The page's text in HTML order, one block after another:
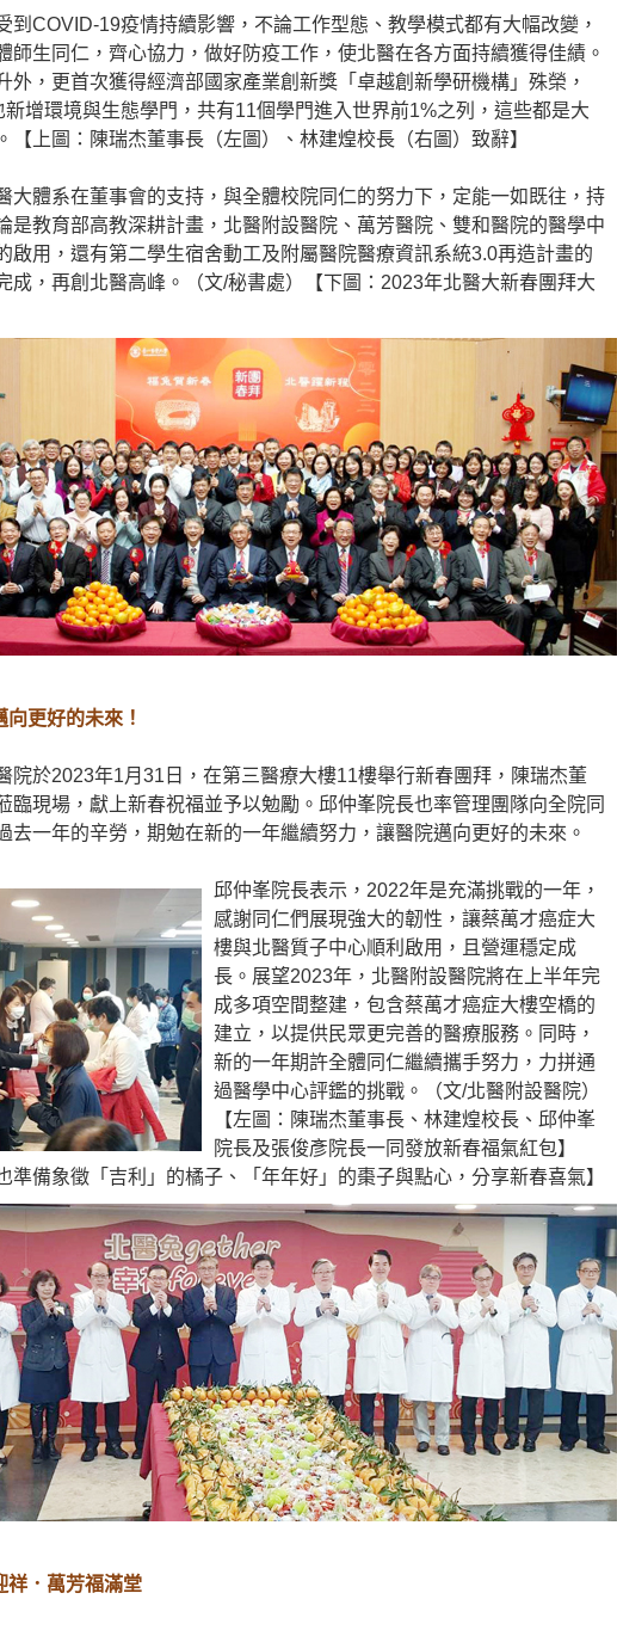
到COVID-19疫情持續影響，不論工作型態、教學模式都有大幅改變，
師生同仁，齊心協力，做好防疫工作，使北醫在各方面持續獲得佳績。
外，更首次獲得經濟部國家產業創新獎「卓越創新學研機構」殊榮，
新增環境與生態學門，共有11個學門進入世界前1%之列，這些都是大
【上圖：陳瑞杰董事長（左圖）、林建煌校長（右圖）致辭】
大體系在董事會的支持，與全體校院同仁的努力下，定能一如既往，持
是教育部高教深耕計畫，北醫附設醫院、萬芳醫院、雙和醫院的醫學中
啟用，還有第二學生宿舍動工及附屬醫院醫療資訊系統3.0再造計畫的
成，再創北醫高峰。（文/秘書處）【下圖：2023年北醫大新春團拜大
更好的未來！
院於2023年1月31日，在第三醫療大樓11樓舉行新春團拜，陳瑞杰董
臨現場，獻上新春祝福並予以勉勵。邱仲峯院長也率管理團隊向全院同
去一年的辛勞，期勉在新的一年繼續努力，讓醫院邁向更好的未來。
邱仲峯院長表示，2022年是充滿挑戰的一年，
感謝同仁們展現強大的韌性，讓蔡萬才癌症大
樓與北醫質子中心順利啟用，且營運穩定成
長。展望2023年，北醫附設醫院將在上半年完
成多項空間整建，包含蔡萬才癌症大樓空橋的
建立，以提供民眾更完善的醫療服務。同時，
新的一年期許全體同仁繼續攜手努力，力拼通
過醫學中心評鑑的挑戰。（文/北醫附設醫院）
【左圖：陳瑞杰董事長、林建煌校長、邱仲峯
院長及張俊彥院長一同發放新春福氣紅包】
準備象徵「吉利」的橘子、「年年好」的棗子與點心，分享新春喜氣】
祥．萬芳福滿堂